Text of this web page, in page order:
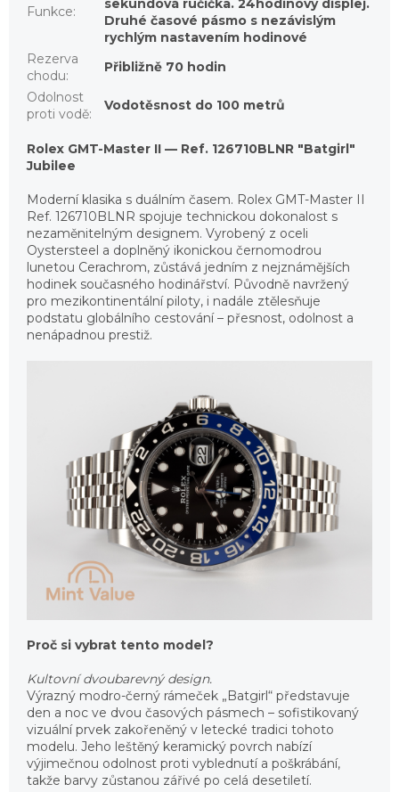
Funkce:
sekundová ručička. 24hodinový displej.
Druhé časové pásmo s nezávislým
rychlým nastavením hodinové
Rezerva
chodu:
Přibližně 70 hodin
Odolnost
proti vodě:
Vodotěsnost do 100 metrů
Rolex GMT-Master II — Ref. 126710BLNR "Batgirl"
Jubilee
Moderní klasika s duálním časem. Rolex GMT-Master II
Ref. 126710BLNR spojuje technickou dokonalost s
nezaměnitelným designem. Vyrobený z oceli
Oystersteel a doplněný ikonickou černomodrou
lunetou Cerachrom, zůstává jedním z nejznámějších
hodinek současného hodinářství. Původně navržený
pro mezikontinentální piloty, i nadále ztělesňuje
podstatu globálního cestování – přesnost, odolnost a
nenápadnou prestiž.
Proč si vybrat tento model?
Kultovní dvoubarevný design.
Výrazný modro-černý rámeček „Batgirl“ představuje
den a noc ve dvou časových pásmech – sofistikovaný
vizuální prvek zakořeněný v letecké tradici tohoto
modelu. Jeho leštěný keramický povrch nabízí
výjimečnou odolnost proti vyblednutí a poškrábání,
takže barvy zůstanou zářivé po celá desetiletí.